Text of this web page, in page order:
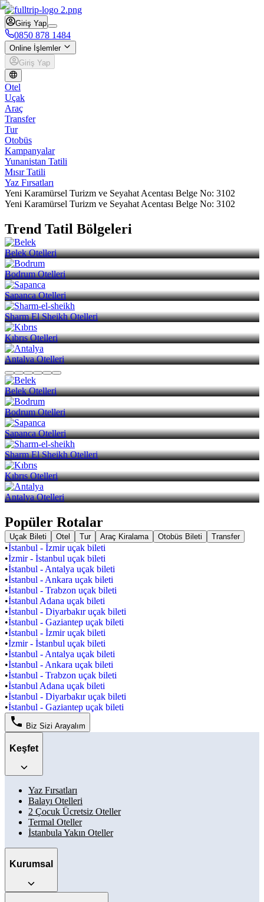
Giriş Yap
0850 878 1484
Online İşlemler
Giriş Yap
Otel
Uçak
Araç
Transfer
Tur
Otobüs
Kampanyalar
Yunanistan Tatili
Mısır Tatili
Yaz Fırsatları
Yeni Karamürsel Turizm ve Seyahat Acentası Belge No: 3102
Yeni Karamürsel Turizm ve Seyahat Acentası Belge No: 3102
Trend Tatil Bölgeleri
Belek Otelleri
Bodrum Otelleri
Sapanca Otelleri
Sharm El Sheikh Otelleri
Kıbrıs Otelleri
Antalya Otelleri
Belek Otelleri
Bodrum Otelleri
Sapanca Otelleri
Sharm El Sheikh Otelleri
Kıbrıs Otelleri
Antalya Otelleri
Popüler Rotalar
Uçak Bileti Otel Tur Araç Kiralama Otobüs Bileti Transfer
•İstanbul - İzmir uçak bileti
•İzmir - İstanbul uçak bileti
•İstanbul - Antalya uçak bileti
•İstanbul - Ankara uçak bileti
•İstanbul - Trabzon uçak bileti
•İstanbul Adana uçak bileti
•İstanbul - Diyarbakır uçak bileti
•İstanbul - Gaziantep uçak bileti
•İstanbul - İzmir uçak bileti
•İzmir - İstanbul uçak bileti
•İstanbul - Antalya uçak bileti
•İstanbul - Ankara uçak bileti
•İstanbul - Trabzon uçak bileti
•İstanbul Adana uçak bileti
•İstanbul - Diyarbakır uçak bileti
•İstanbul - Gaziantep uçak bileti
Biz Sizi Arayalım
Keşfet
Yaz Fırsatları
Balayı Otelleri
2 Çocuk Ücretsiz Oteller
Termal Oteller
İstanbula Yakın Oteller
Kurumsal